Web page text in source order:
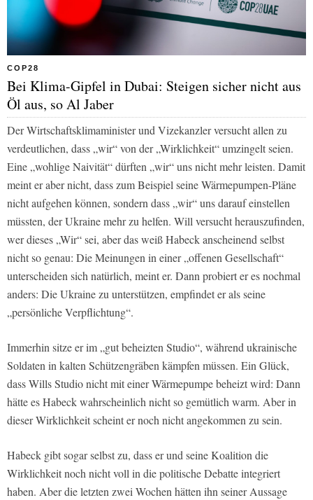
COP28
Bei Klima-Gipfel in Dubai: Steigen sicher nicht aus
Öl aus, so Al Jaber
Der Wirtschaftsklimaminister und Vizekanzler versucht allen zu
verdeutlichen, dass „wir“ von der „Wirklichkeit“ umzingelt seien.
Eine „wohlige Naivität“ dürften „wir“ uns nicht mehr leisten. Damit
meint er aber nicht, dass zum Beispiel seine Wärmepumpen-Pläne
nicht aufgehen können, sondern dass „wir“ uns darauf einstellen
müssten, der Ukraine mehr zu helfen. Will versucht herauszufinden,
wer dieses „Wir“ sei, aber das weiß Habeck anscheinend selbst
nicht so genau: Die Meinungen in einer „offenen Gesellschaft“
unterscheiden sich natürlich, meint er. Dann probiert er es nochmal
anders: Die Ukraine zu unterstützen, empfindet er als seine
„persönliche Verpflichtung“.
Immerhin sitze er im „gut beheizten Studio“, während ukrainische
Soldaten in kalten Schützengräben kämpfen müssen. Ein Glück,
dass Wills Studio nicht mit einer Wärmepumpe beheizt wird: Dann
hätte es Habeck wahrscheinlich nicht so gemütlich warm. Aber in
dieser Wirklichkeit scheint er noch nicht angekommen zu sein.
Habeck gibt sogar selbst zu, dass er und seine Koalition die
Wirklichkeit noch nicht voll in die politische Debatte integriert
haben. Aber die letzten zwei Wochen hätten ihn seiner Aussage